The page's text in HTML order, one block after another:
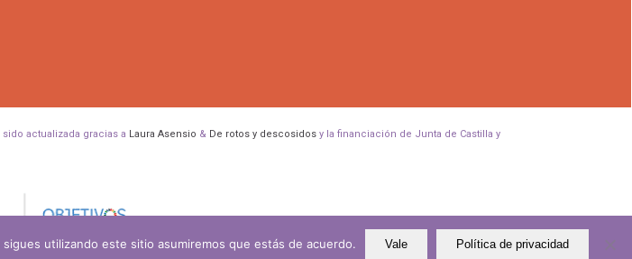
actualizada gracias a Laura Asensio & De rotos y descosidos y la financiación de Junta de Castilla y
utilizando este sitio asumiremos que estás de acuerdo. Vale Política de privacidad